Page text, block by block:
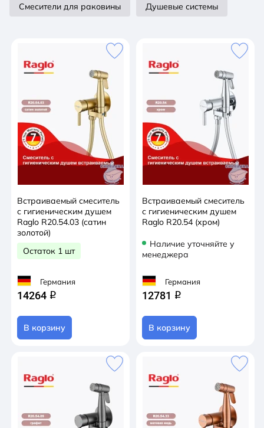
Смесители для раковины Душевые системы
Встраиваемый смеситель
с гигиеническим душем
Raglo R20.54.03 (сатин
золотой)
Остаток 1 шт
Германия
14264 q
В корзину
Встраиваемый смеситель
с гигиеническим душем
Raglo R20.54 (хром)
Наличие уточняйте у
менеджера
Германия
12781 q
В корзину